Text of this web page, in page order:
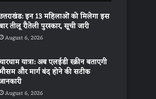
इन 13 महिलाओं को मिलेगा इस
तीलू रौतेली पुरस्कार, सूची जारी
August 6, 2026
यात्रा: अब एलईडी स्क्रीन बताएगी
और मार्ग बंद होने की सटीक
August 6, 2026